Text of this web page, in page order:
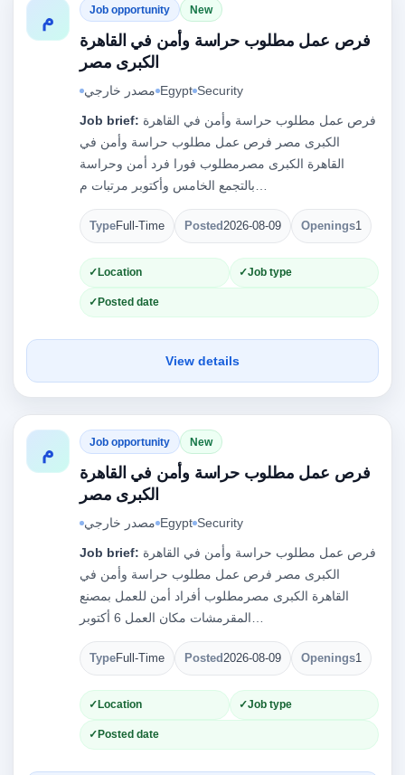
م Job opportunity New
فرص عمل مطلوب حراسة وأمن في القاهرة
الكبرى مصر
مصدر خارجي Egypt Security
Job brief:
الكبرى مصر فرص عمل مطلوب حراسة وأمن في
القاهرة الكبرى مصرمطلوب فورا فرد أمن وحراسة
TypeFull-Time Posted2026-08-09 Openings1
Location Job type
Posted date
View details
م Job opportunity New
فرص عمل مطلوب حراسة وأمن في القاهرة
الكبرى مصر
مصدر خارجي Egypt Security
Job brief:
الكبرى مصر فرص عمل مطلوب حراسة وأمن في
القاهرة الكبرى مصرمطلوب أفراد أمن للعمل بمصنع
TypeFull-Time Posted2026-08-09 Openings1
Location Job type
Posted date